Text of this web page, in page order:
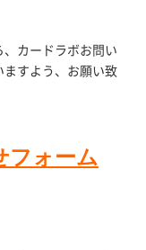
カードラボお問い
すよう、お願い致
フォーム